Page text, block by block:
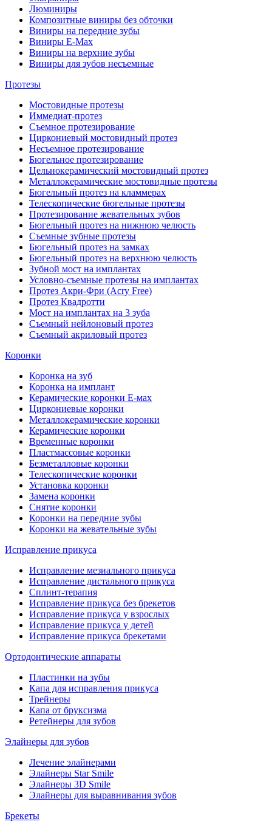
Люминиры
Композитные виниры без обточки
Виниры на передние зубы
Виниры E-Max
Виниры на верхние зубы
Виниры для зубов несъемные
Протезы
Мостовидные протезы
Иммедиат-протез
Съемное протезирование
Циркониевый мостовидный протез
Несъемное протезирование
Бюгельное протезирование
Цельнокерамический мостовидный протез
Металлокерамические мостовидные протезы
Бюгельный протез на кламмерах
Телескопические бюгельные протезы
Протезирование жевательных зубов
Бюгельный протез на нижнюю челюсть
Съемные зубные протезы
Бюгельный протез на замках
Бюгельный протез на верхнюю челюсть
Зубной мост на имплантах
Условно-съемные протезы на имплантах
Протез Акри-Фри (Acry Free)
Протез Квадротти
Мост на имплантах на 3 зуба
Съемный нейлоновый протез
Съемный акриловый протез
Коронки
Коронка на зуб
Коронка на имплант
Керамические коронки Е-мах
Циркониевые коронки
Металлокерамические коронки
Керамические коронки
Временные коронки
Пластмассовые коронки
Безметалловые коронки
Телескопические коронки
Установка коронки
Замена коронки
Снятие коронки
Коронки на передние зубы
Коронки на жевательные зубы
Исправление прикуса
Исправление мезиального прикуса
Исправление дистального прикуса
Сплинт-терапия
Исправление прикуса без брекетов
Исправление прикуса у взрослых
Исправление прикуса у детей
Исправление прикуса брекетами
Ортодонтические аппараты
Пластинки на зубы
Капа для исправления прикуса
Трейнеры
Капа от бруксизма
Ретейнеры для зубов
Элайнеры для зубов
Лечение элайнерами
Элайнеры Star Smile
Элайнеры 3D Smile
Элайнеры для выравнивания зубов
Брекеты